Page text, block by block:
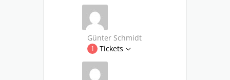
Günter Schmidt
1 Tickets